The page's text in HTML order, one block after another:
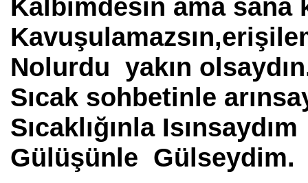
Kalbimdesin ama
Nolurdu yakın
Sıcak sohbetinle
Sıcaklığınla Isınsaydım
Gülüşünle Gülseydim.